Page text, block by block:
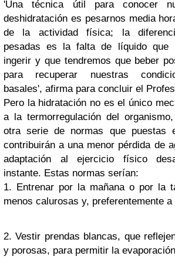
'Una técnica útil para conocer
deshidratación es pesarnos media
de la actividad física; la
pesadas es la falta de líquido que
ingerir y que tendremos que beber
para recuperar nuestras
basales', afirma para concluir el
Pero la hidratación no es el único
a la termorregulación del
otra serie de normas que puestas
contribuirán a una menor pérdida de
adaptación al ejercicio físico
instante. Estas normas serían:
1. Entrenar por la mañana o por la
menos calurosas y, preferentemente a
2. Vestir prendas blancas, que
y porosas, para permitir la